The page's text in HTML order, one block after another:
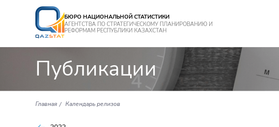
БЮРО НАЦИОНАЛЬНОЙ СТАТИСТИКИ
АГЕНТСТВА ПО СТРАТЕГИЧЕСКОМУ ПЛАНИРОВАНИЮ И
РЕФОРМАМ РЕСПУБЛИКИ КАЗАХСТАН
Публикации
Главная Календарь релизов